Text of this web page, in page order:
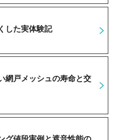
した実体験記
網戸メッシュの寿命と交